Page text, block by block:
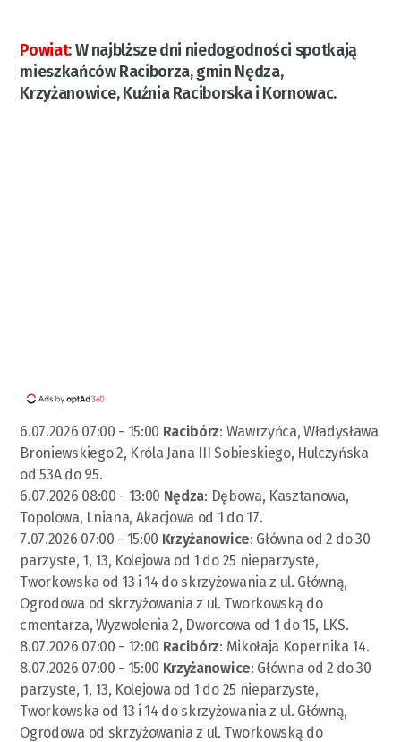
Powiat:W najblższe dni niedogodności spotkają
mieszkańców Raciborza, gmin Nędza,
Krzyżanowice, Kuźnia Raciborska i Kornowac.
6.07.2026 07:00 - 15:00 Racibórz: Wawrzyńca, Władysława
Broniewskiego 2, Króla Jana III Sobieskiego, Hulczyńska
od 53A do 95.
6.07.2026 08:00 - 13:00 Nędza: Dębowa, Kasztanowa,
Topolowa, Lniana, Akacjowa od 1 do 17.
7.07.2026 07:00 - 15:00 Krzyżanowice: Główna od 2 do 30
parzyste, 1, 13, Kolejowa od 1 do 25 nieparzyste,
Tworkowska od 13 i 14 do skrzyżowania z ul. Główną,
Ogrodowa od skrzyżowania z ul. Tworkowską do
cmentarza, Wyzwolenia 2, Dworcowa od 1 do 15, LKS.
8.07.2026 07:00 - 12:00 Racibórz: Mikołaja Kopernika 14.
8.07.2026 07:00 - 15:00 Krzyżanowice: Główna od 2 do 30
parzyste, 1, 13, Kolejowa od 1 do 25 nieparzyste,
Tworkowska od 13 i 14 do skrzyżowania z ul. Główną,
Ogrodowa od skrzyżowania z ul. Tworkowską do